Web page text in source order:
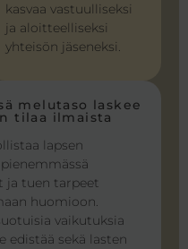
kasvaa vastuulliseksi
ja aloitteelliseksi
yhteisön jäseneksi.
melutaso laskee
tilaa ilmaista
lapsen
ja tuen tarpeet
huomioon.
vaikutuksia
edistää sekä lasten